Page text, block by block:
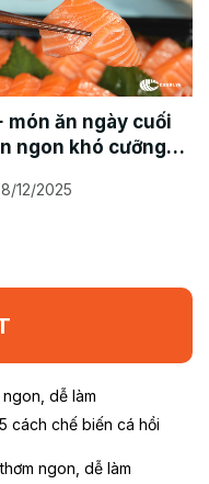
món ăn ngày cuối
ngon khó cưỡng
12/2025
dễ làm
cách chế biến cá hồi
ngon, dễ làm